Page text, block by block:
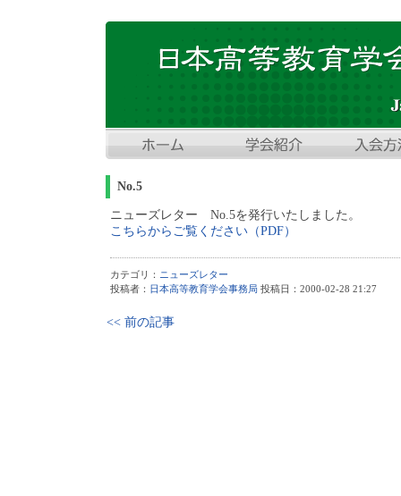
No.5
ニューズレター No.5を発行いたしました。
こちらからご覧ください（PDF）
カテゴリ： ニューズレター
投稿者： 日本高等教育学会事務局 投稿日：2000-02-28 21:27
<< 前の記事